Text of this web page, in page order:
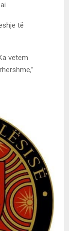
të
vetëm